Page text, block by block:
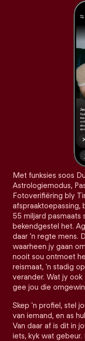
Met funksies soos
Astrologiemodus,
Fotoverifiëring bly
afspraaktoepassing,
55 miljard pasmaats
bekendgestel het.
daar 'n regte mens.
waarheen jy gaan
nooit sou ontmoet
reismaat, ’n stadig
verander. Wat jy
gee jou die
Skep 'n profiel, stel
van iemand, en as
Van daar af is dit in
iets, kyk wat